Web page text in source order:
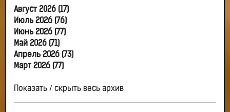
Август 2026 (17)
Июль 2026 (76)
Июнь 2026 (77)
Май 2026 (71)
Апрель 2026 (73)
Март 2026 (77)
Показать / скрыть весь архив